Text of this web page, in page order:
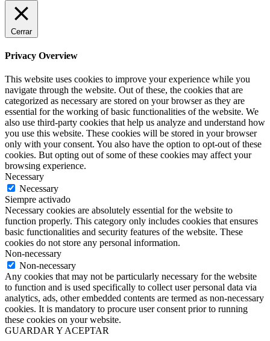
Cerrar
Privacy Overview
This website uses cookies to improve your experience while you
navigate through the website. Out of these, the cookies that are
categorized as necessary are stored on your browser as they are
essential for the working of basic functionalities of the website. We
also use third-party cookies that help us analyze and understand how
you use this website. These cookies will be stored in your browser
only with your consent. You also have the option to opt-out of these
cookies. But opting out of some of these cookies may affect your
browsing experience.
Necessary
Necessary
Siempre activado
Necessary cookies are absolutely essential for the website to
function properly. This category only includes cookies that ensures
basic functionalities and security features of the website. These
cookies do not store any personal information.
Non-necessary
Non-necessary
Any cookies that may not be particularly necessary for the website
to function and is used specifically to collect user personal data via
analytics, ads, other embedded contents are termed as non-necessary
cookies. It is mandatory to procure user consent prior to running
these cookies on your website.
GUARDAR Y ACEPTAR